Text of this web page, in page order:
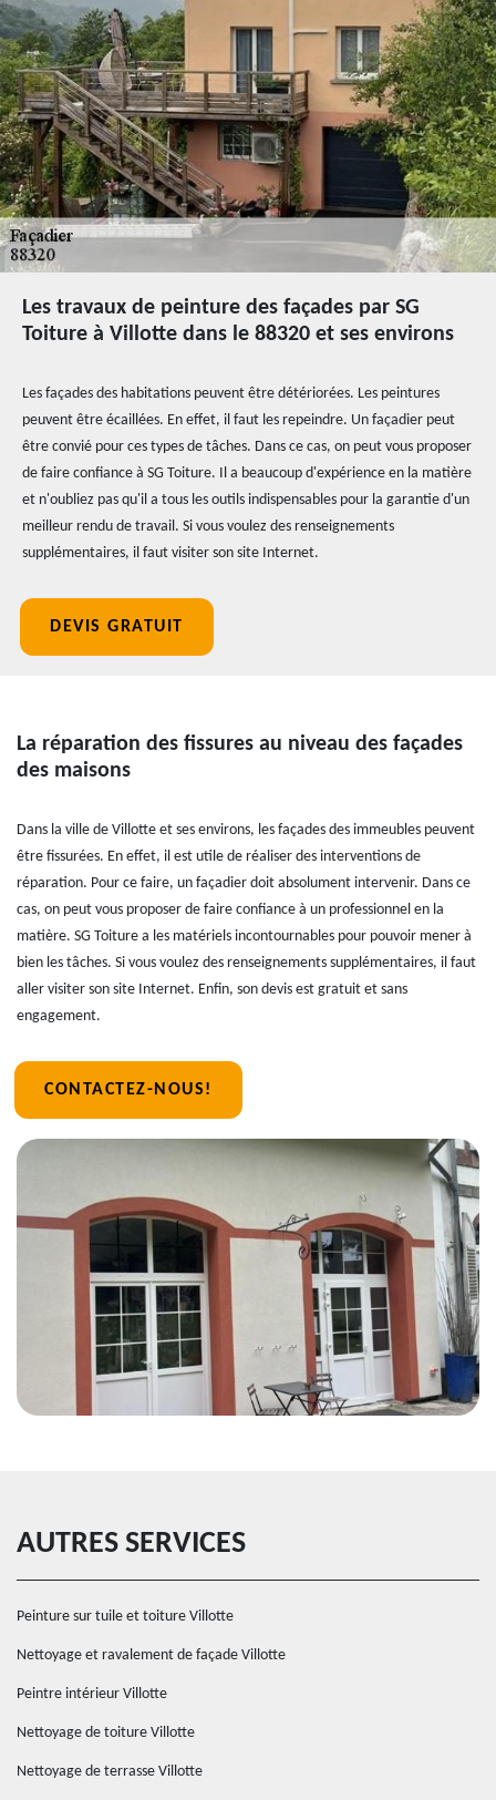
Les travaux de peinture des façades par SG
Toiture à Villotte dans le 88320 et ses environs
Les façades des habitations peuvent être détériorées. Les peintures
peuvent être écaillées. En effet, il faut les repeindre. Un façadier peut
être convié pour ces types de tâches. Dans ce cas, on peut vous proposer
de faire confiance à SG Toiture. Il a beaucoup d'expérience en la matière
et n'oubliez pas qu'il a tous les outils indispensables pour la garantie d'un
meilleur rendu de travail. Si vous voulez des renseignements
supplémentaires, il faut visiter son site Internet.
DEVIS GRATUIT
La réparation des fissures au niveau des façades
des maisons
Dans la ville de Villotte et ses environs, les façades des immeubles peuvent
être fissurées. En effet, il est utile de réaliser des interventions de
réparation. Pour ce faire, un façadier doit absolument intervenir. Dans ce
cas, on peut vous proposer de faire confiance à un professionnel en la
matière. SG Toiture a les matériels incontournables pour pouvoir mener à
bien les tâches. Si vous voulez des renseignements supplémentaires, il faut
aller visiter son site Internet. Enfin, son devis est gratuit et sans
engagement.
CONTACTEZ-NOUS!
AUTRES SERVICES
Peinture sur tuile et toiture Villotte
Nettoyage et ravalement de façade Villotte
Peintre intérieur Villotte
Nettoyage de toiture Villotte
Nettoyage de terrasse Villotte